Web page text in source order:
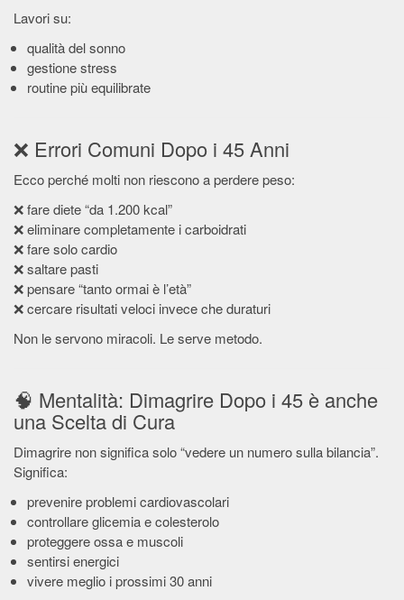
Lavori su:
qualità del sonno
gestione stress
routine più equilibrate
❌ Errori Comuni Dopo i 45 Anni
Ecco perché molti non riescono a perdere peso:
❌ fare diete “da 1.200 kcal”
❌ eliminare completamente i carboidrati
❌ fare solo cardio
❌ saltare pasti
❌ pensare “tanto ormai è l’età”
❌ cercare risultati veloci invece che duraturi
Non le servono miracoli. Le serve metodo.
🧠 Mentalità: Dimagrire Dopo i 45 è anche
una Scelta di Cura
Dimagrire non significa solo “vedere un numero sulla bilancia”.
Significa:
prevenire problemi cardiovascolari
controllare glicemia e colesterolo
proteggere ossa e muscoli
sentirsi energici
vivere meglio i prossimi 30 anni